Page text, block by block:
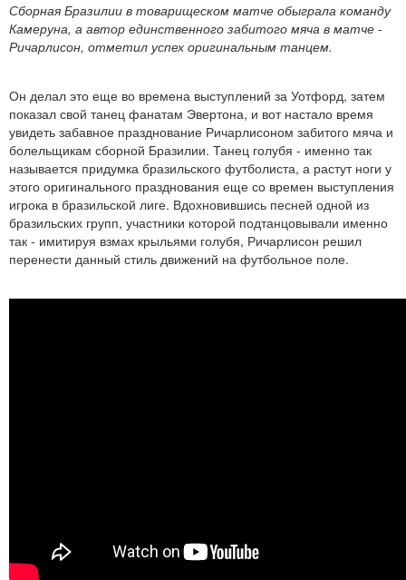
Сборная Бразилии в товарищеском матче обыграла команду
Камеруна, а автор единственного забитого мяча в матче -
Ричарлисон, отметил успех оригинальным танцем.
Он делал это еще во времена выступлений за Уотфорд, затем
показал свой танец фанатам Эвертона, и вот настало время
увидеть забавное празднование Ричарлисоном забитого мяча и
болельщикам сборной Бразилии. Танец голубя - именно так
называется придумка бразильского футболиста, а растут ноги у
этого оригинального празднования еще со времен выступления
игрока в бразильской лиге. Вдохновившись песней одной из
бразильских групп, участники которой подтанцовывали именно
так - имитируя взмах крыльями голубя, Ричарлисон решил
перенести данный стиль движений на футбольное поле.